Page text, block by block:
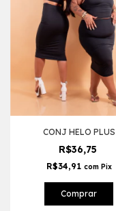
CONJ HELO PLUS
R$36,75
R$34,91 com Pix
Comprar